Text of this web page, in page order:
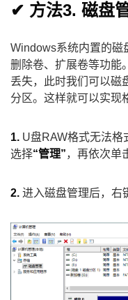
✔ 方法3. 磁盘
Windows系统内置的磁
删除卷、扩展卷等功能
丢失，此时我们可以磁
分区。这样就可以实现
1. U盘RAW格式无法格
选择“管理”，再依次单
2. 进入磁盘管理后，右